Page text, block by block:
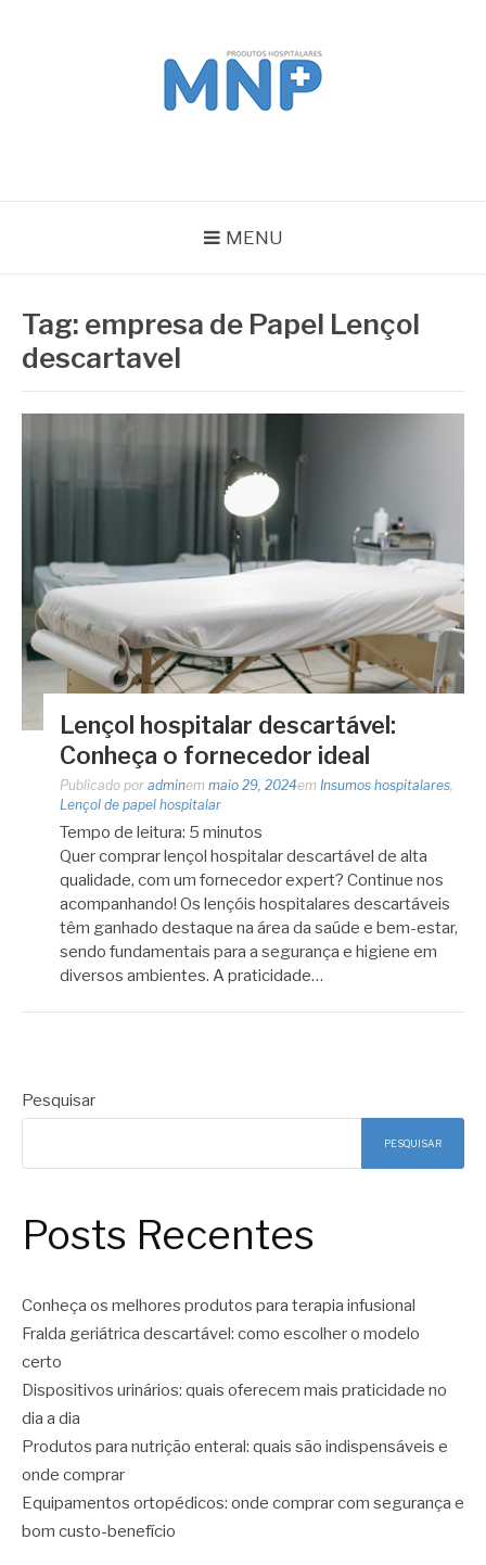
MENU
Tag: empresa de Papel Lençol
descartavel
Lençol hospitalar descartável:
Conheça o fornecedor ideal
Publicado por adminem maio 29, 2024em Insumos hospitalares
Lençol de papel hospitalar
Tempo de leitura: 5 minutos
Quer comprar lençol hospitalar descartável de alta
qualidade, com um fornecedor expert? Continue nos
acompanhando! Os lençóis hospitalares descartáveis
têm ganhado destaque na área da saúde e bem-estar,
sendo fundamentais para a segurança e higiene em
diversos ambientes. A praticidade…
Pesquisar
PESQUISAR
Posts Recentes
Conheça os melhores produtos para terapia infusional
Fralda geriátrica descartável: como escolher o modelo
certo
Dispositivos urinários: quais oferecem mais praticidade no
dia a dia
Produtos para nutrição enteral: quais são indispensáveis e
onde comprar
Equipamentos ortopédicos: onde comprar com segurança e
bom custo-benefício